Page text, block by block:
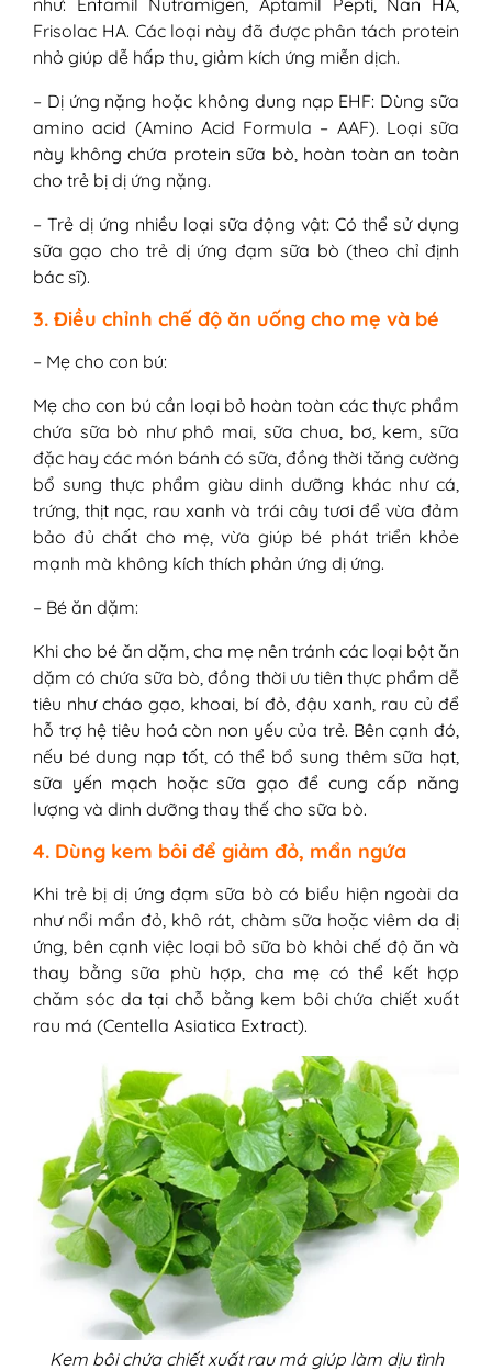
như: Enfamil Nutramigen, Aptamil Pepti, Nan HA,
Frisolac HA. Các loại này đã được phân tách protein
nhỏ giúp dễ hấp thu, giảm kích ứng miễn dịch.
– Dị ứng nặng hoặc không dung nạp EHF: Dùng sữa
amino acid (Amino Acid Formula – AAF). Loại sữa
này không chứa protein sữa bò, hoàn toàn an toàn
cho trẻ bị dị ứng nặng.
– Trẻ dị ứng nhiều loại sữa động vật: Có thể sử dụng
sữa gạo cho trẻ dị ứng đạm sữa bò (theo chỉ định
bác sĩ).
3. Điều chỉnh chế độ ăn uống cho mẹ và bé
– Mẹ cho con bú:
Mẹ cho con bú cần loại bỏ hoàn toàn các thực phẩm
chứa sữa bò như phô mai, sữa chua, bơ, kem, sữa
đặc hay các món bánh có sữa, đồng thời tăng cường
bổ sung thực phẩm giàu dinh dưỡng khác như cá,
trứng, thịt nạc, rau xanh và trái cây tươi để vừa đảm
bảo đủ chất cho mẹ, vừa giúp bé phát triển khỏe
mạnh mà không kích thích phản ứng dị ứng.
– Bé ăn dặm:
Khi cho bé ăn dặm, cha mẹ nên tránh các loại bột ăn
dặm có chứa sữa bò, đồng thời ưu tiên thực phẩm dễ
tiêu như cháo gạo, khoai, bí đỏ, đậu xanh, rau củ để
hỗ trợ hệ tiêu hoá còn non yếu của trẻ. Bên cạnh đó,
nếu bé dung nạp tốt, có thể bổ sung thêm sữa hạt,
sữa yến mạch hoặc sữa gạo để cung cấp năng
lượng và dinh dưỡng thay thế cho sữa bò.
4. Dùng kem bôi để giảm đỏ, mẩn ngứa
Khi trẻ bị dị ứng đạm sữa bò có biểu hiện ngoài da
như nổi mẩn đỏ, khô rát, chàm sữa hoặc viêm da dị
ứng, bên cạnh việc loại bỏ sữa bò khỏi chế độ ăn và
thay bằng sữa phù hợp, cha mẹ có thể kết hợp
chăm sóc da tại chỗ bằng kem bôi chứa chiết xuất
rau má (Centella Asiatica Extract).
Kem bôi chứa chiết xuất rau má giúp làm dịu tình